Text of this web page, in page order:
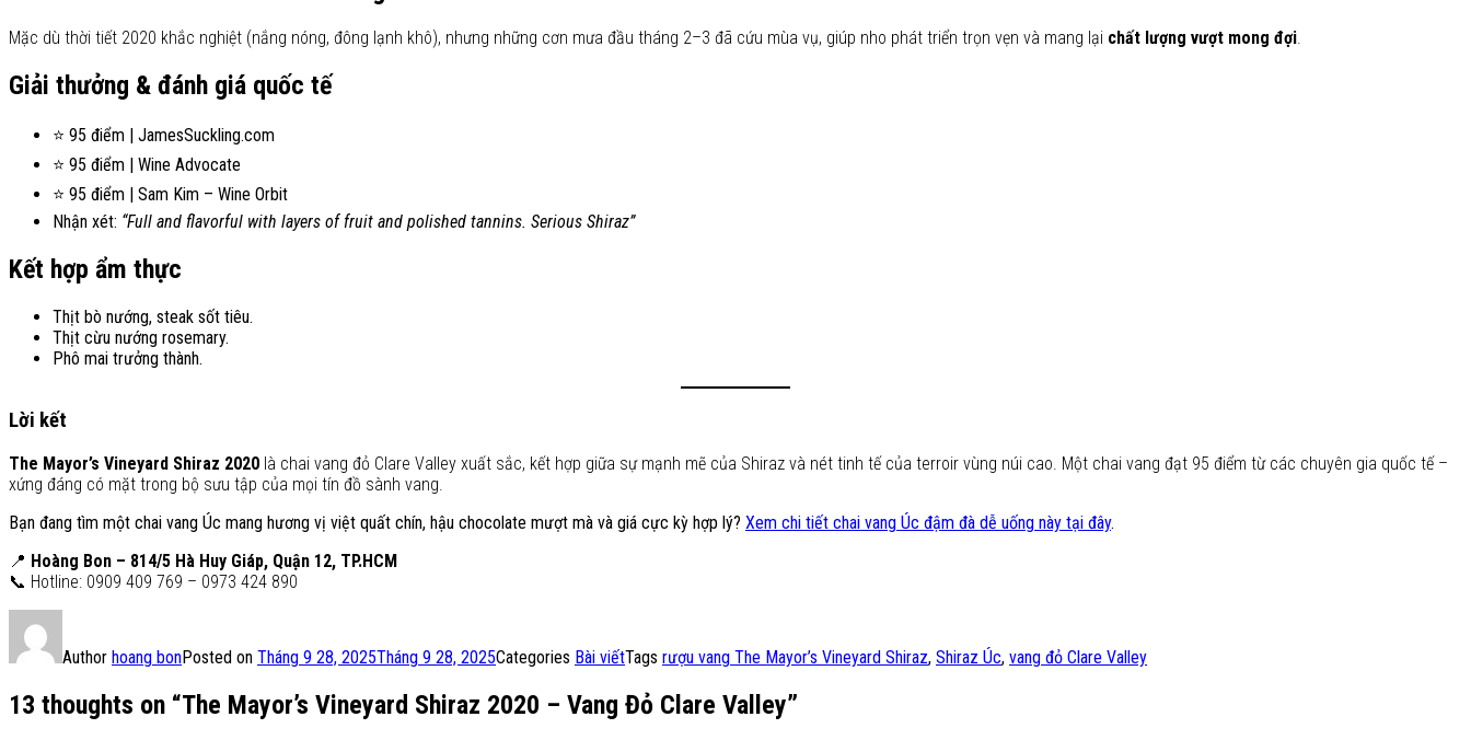
Mặc dù thời tiết 2020 khắc nghiệt (nắng nóng, đông lạnh khô), nhưng những cơn mưa đầu tháng 2–3 đã cứu mùa vụ, giúp nho phát triển trọn vẹn và mang lại chất lượng vượt mong đợi.
Giải thưởng & đánh giá quốc tế
⭐ 95 điểm | JamesSuckling.com
⭐ 95 điểm | Wine Advocate
⭐ 95 điểm | Sam Kim – Wine Orbit
Nhận xét: “Full and flavorful with layers of fruit and polished tannins. Serious Shiraz”
Kết hợp ẩm thực
Thịt bò nướng, steak sốt tiêu.
Thịt cừu nướng rosemary.
Phô mai trưởng thành.
Lời kết
The Mayor’s Vineyard Shiraz 2020 là chai vang đỏ Clare Valley xuất sắc, kết hợp giữa sự mạnh mẽ của Shiraz và nét tinh tế của terroir vùng núi cao. Một chai vang đạt 95 điểm từ các chuyên gia quốc tế –
xứng đáng có mặt trong bộ sưu tập của mọi tín đồ sành vang.
Bạn đang tìm một chai vang Úc mang hương vị việt quất chín, hậu chocolate mượt mà và giá cực kỳ hợp lý? Xem chi tiết chai vang Úc đậm đà dễ uống này tại đây.
📍 Hoàng Bon – 814/5 Hà Huy Giáp, Quận 12, TP.HCM
📞 Hotline: 0909 409 769 – 0973 424 890
Author hoang bonPosted on Tháng 9 28, 2025Tháng 9 28, 2025Categories Bài viếtTags rượu vang The Mayor’s Vineyard Shiraz, Shiraz Úc, vang đỏ Clare Valley
13 thoughts on “The Mayor’s Vineyard Shiraz 2020 – Vang Đỏ Clare Valley”